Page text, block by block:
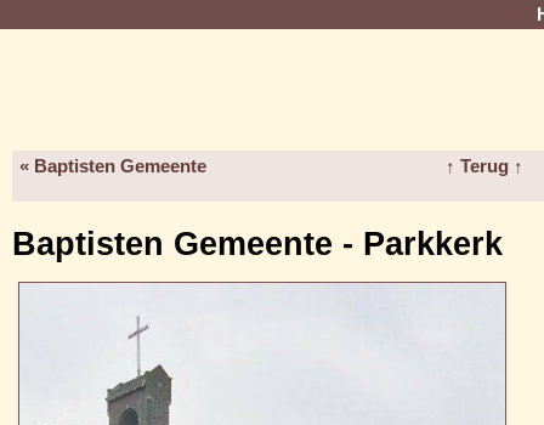
« Baptisten Gemeente ↑ Terug ↑
Baptisten Gemeente - Parkkerk